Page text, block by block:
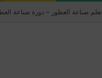
تعلم صناعة العطور – دورة صناعة